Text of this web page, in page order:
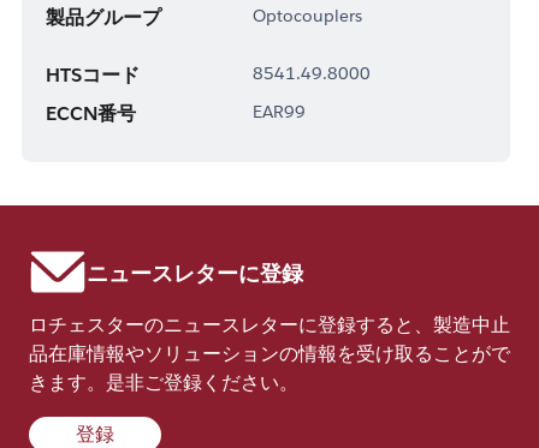
製品グループ Optocouplers
HTSコード 8541.49.8000
ECCN番号 EAR99
ニュースレターに登録
ロチェスターのニュースレターに登録すると、製造中止
品在庫情報やソリューションの情報を受け取ることがで
きます。是非ご登録ください。
登録